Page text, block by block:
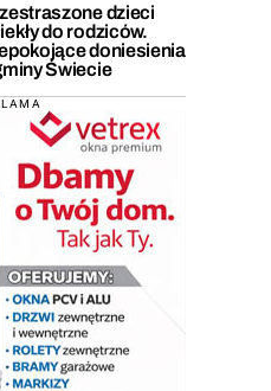
dzieci
do rodziców.
doniesienia
Świecie